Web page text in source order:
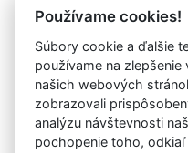
Návrat späť
Vystavil:Zariadenie
Používame cookies!
Súbory cookie a ďalšie
používame na
našich webových
zobrazovali
analýzu návštevnosti
pochopenie toho,